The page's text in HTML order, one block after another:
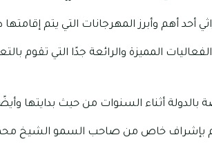
أحد أهم وأبرز المهرجانات التي يتم إقامتها
المميزة والرائعة جدًا التي تقوم
بالدولة أثناء السنوات من حيث بدايتها
بإشراف خاص من صاحب السمو الشيخ محمد